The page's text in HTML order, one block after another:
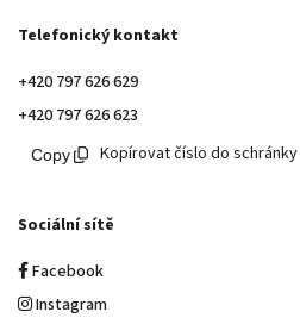
Telefonický kontakt
+420 797 626 629
+420 797 626 623
Kopírovat číslo do schránky
Sociální sítě
Facebook
Instagram